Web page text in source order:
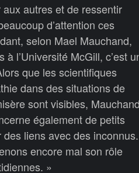
aux autres et de ressentir
d’attention ces
selon Mael Mauchand,
l’Université McGill, c’est
que les scientifiques
dans des situations de
sont visibles,
également de petits
liens avec des inconnus.
encore mal son rôle
»